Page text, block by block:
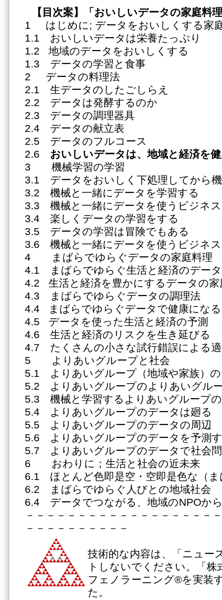
【目次案】「おいしいデータの家庭料
1 はじめに; データをおいしくする家
1.1 おいしいデータは栄養たっぷり
1.2 地域のデータをおいしくする
1.3 データの学習と食事
2 データの料理法
2.1 生データのしたごしらえ
2.2 データは発酵するのか
2.3 データの調理器具
2.4 データの献立表
2.5 データのフルコース
2.6 おいしいデータは、地域と経済を
3 機械学習の学習
3.1 データをおいしく下処理してから
3.2 機械と一緒にデータを学習する
3.3 機械と一緒にデータを使うビジネ
3.4 楽しくデータの学習をする
3.5 データの学習は冒険でもある
3.6 機械と一緒にデータを使うビジネ
4 まばらでゆらぐデータの家庭料理
4.1 まばらでゆらぐ生活と経済のデータ
4.2 生活と経済を豊かにするデータの家
4.3 まばらでゆらぐデータの調理法
4.4 まばらでゆらぐデータで健康になる
4.5 データを使った生活と経済の予測
4.6 生活と経済のリスクを生き延びる
4.7 たくさんの小さな試行錯誤による
5 よりあいグループと社会
5.1 よりあいグループ（地域や家族）
5.2 よりあいグループのよりあいグル
5.3 機械と学習するよりあいグループ
5.4 よりあいグループのデータは廻る
5.5 よりあいグループのデータの周辺
5.6 よりあいグループのデータを予測
5.7 よりあいグループのデータで社会
6 おわりに；生活と社会の近未来
6.1 ほとんど色即是空・空即是色な（
6.2 まばらでゆらぐ人びとの地域社会
6.4 データでつながる、地域のNPOか
－－－－－－－－－－－－－－－－－－
－－－－－－－－－－
技術的な内容は、「ニュー
トしないでください。「
フェノラーニング®を実装
た。